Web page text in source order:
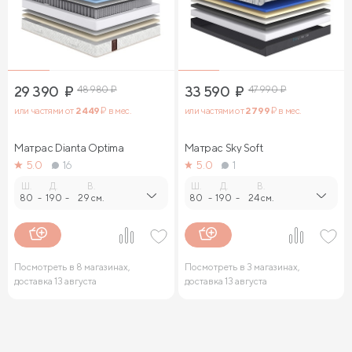
29 390 ₽ 48 980₽
или частями от 2 449₽ в мес.
Матрас Dianta Optima
5.0
16
80 -
Д.
190 -
В.
29 см.
Посмотреть в 8 магазинах,
доставка 13 августа
33 590 ₽ 47 990₽
или частями от2 799₽ в мес.
Матрас Sky Soft
5.0
1
80 -
Д.
190 -
В.
24 см.
Посмотреть в 3 магазинах,
доставка 13 августа